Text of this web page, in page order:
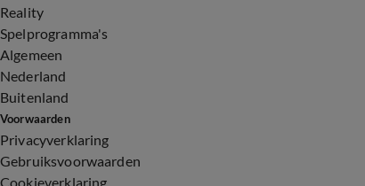
Reality
Spelprogramma's
Algemeen
Nederland
Buitenland
Voorwaarden
Privacyverklaring
Gebruiksvoorwaarden
Cookieverklaring